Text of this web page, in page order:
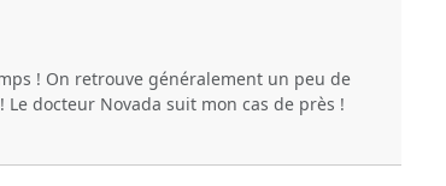
! On retrouve généralement un peu de
docteur Novada suit mon cas de près !